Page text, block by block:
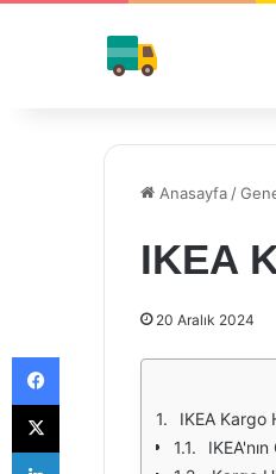
Anasayfa /
IKEA
20 Aralık 2024
IKEA Kargo
Facebook
X
LinkedIn